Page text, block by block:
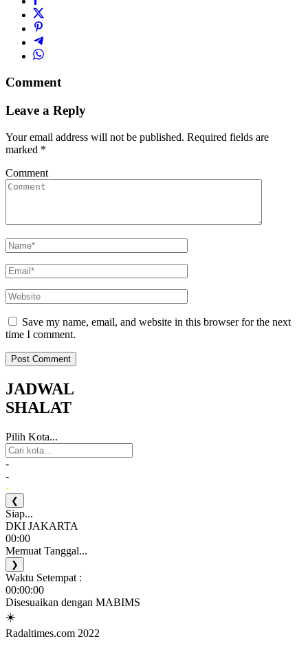
Comment
Leave a Reply
Your email address will not be published. Required fields are
marked *
Comment
Save my name, email, and website in this browser for the next
time I comment.
JADWAL
SHALAT
Pilih Kota...
-
-
-
❮
Siap...
DKI JAKARTA
00:00
Memuat Tanggal...
❯
Waktu Setempat :
00:00:00
Disesuaikan dengan MABIMS
☀️
Radaltimes.com 2022